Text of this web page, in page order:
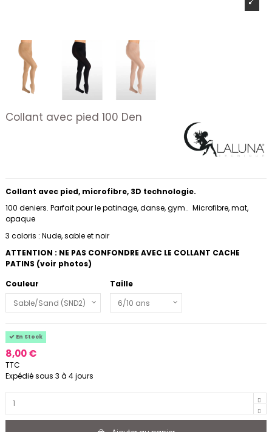
Collant avec pied 100 Den
Collant avec pied, microfibre, 3D technologie.
100 deniers. Parfait pour le patinage, danse, gym.. Microfibre, mat,
opaque
3 coloris : Nude, sable et noir
ATTENTION : NE PAS CONFONDRE AVEC LE COLLANT CACHE
PATINS (voir photos)
Couleur
Taille
En Stock
8,00 €
TTC
Expédié sous 3 à 4 jours